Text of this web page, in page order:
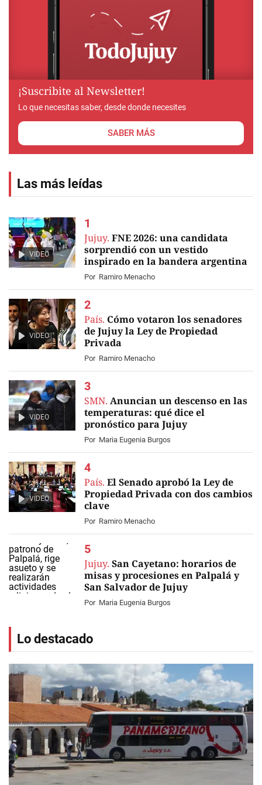
¡Suscribite al Newsletter!
Lo que necesitas saber, desde donde necesites
SABER MÁS
Las más leídas
VIDEO
Jujuy. FNE 2026: una candidata
sorprendió con un vestido
inspirado en la bandera argentina
Por Ramiro Menacho
VIDEO
País. Cómo votaron los senadores
de Jujuy la Ley de Propiedad
Privada
Por Ramiro Menacho
VIDEO
SMN. Anuncian un descenso en las
temperaturas: qué dice el
pronóstico para Jujuy
Por Maria Eugenia Burgos
VIDEO
País. El Senado aprobó la Ley de
Propiedad Privada con dos cambios
clave
Por Ramiro Menacho
Jujuy. San Cayetano: horarios de
misas y procesiones en Palpalá y
San Salvador de Jujuy
Por Maria Eugenia Burgos
Lo destacado